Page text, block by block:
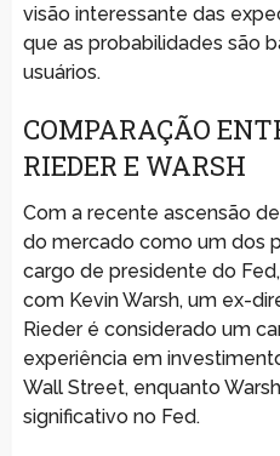
visão interessante das
que as probabilidades são
usuários.
COMPARAÇÃO
RIEDER E WARSH
Com a recente ascensão
do mercado como um dos
cargo de presidente do
com Kevin Warsh, um ex-
Rieder é considerado um
experiência em
Wall Street, enquanto
significativo no Fed.